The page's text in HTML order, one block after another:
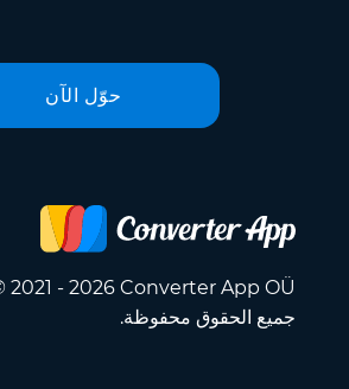
حوّل الآن
جميع الحقوق محفوظة.